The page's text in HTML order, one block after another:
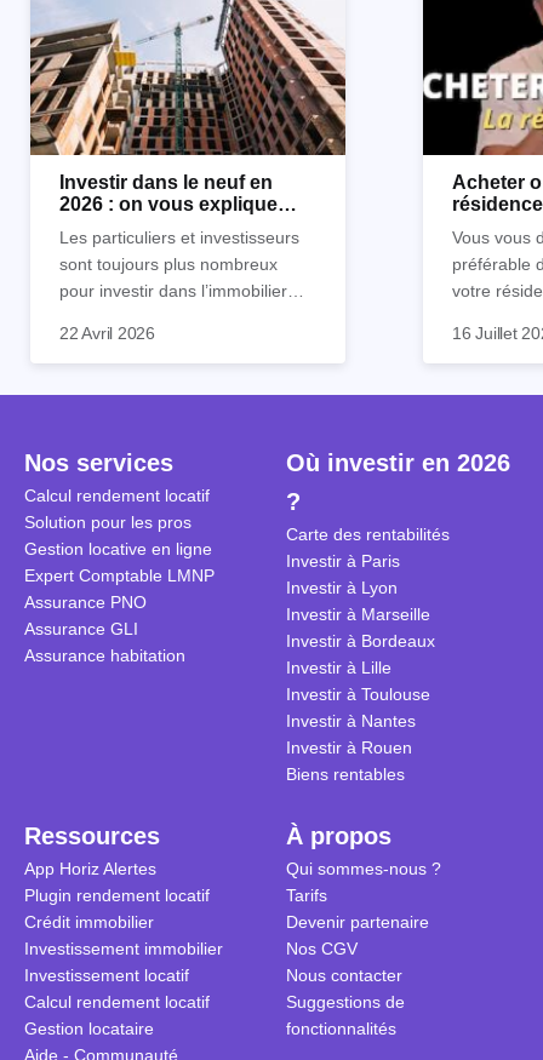
Investir dans le neuf en
2026 : on vous explique
Les particuliers et investisseurs
sont toujours plus nombreux
pour investir dans l’immobilier
nombreux avantages à choisir ce
expliquons tout dans cet article.
22 Avril 2026
Acheter
Vous vous
préférable
votre
pour
la règle
secondes
fenêtres"
sécuriser
16 Juillet
Nos services
Calcul rendement locatif
Solution pour les pros
Gestion locative en ligne
Expert Comptable LMNP
Assurance PNO
Assurance GLI
Assurance habitation
Où investir en 2026
?
Carte des rentabilités
Investir à Paris
Investir à Lyon
Investir à Marseille
Investir à Bordeaux
Investir à Lille
Investir à Toulouse
Investir à Nantes
Investir à Rouen
Biens rentables
Ressources
App Horiz Alertes
Plugin rendement locatif
Crédit immobilier
Investissement immobilier
Investissement locatif
Calcul rendement locatif
Gestion locataire
Aide - Communauté
À propos
Qui sommes-nous ?
Tarifs
Devenir partenaire
Nos CGV
Nous contacter
Suggestions de
fonctionnalités